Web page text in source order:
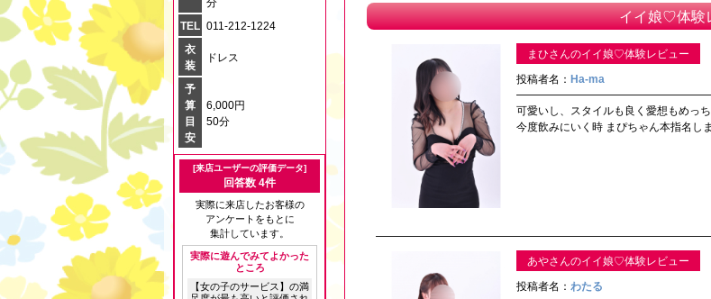
分
TEL 011-212-1224
衣
装
ドレス
予
算
目
安
6,000円
50分
[来店ユーザーの評価データ]
回答数 4件
実際に来店したお客様の
アンケートをもとに
集計しています。
実際に遊んでみてよかった
ところ
【女の子のサービス】の満
イイ娘♡体験
まひさんのイイ娘♡体験レビュー
投稿者名： Ha-ma
可愛いし、スタイルも良く愛想もめっ
今度飲みにいく時 まぴちゃん本指名し
あやさんのイイ娘♡体験レビュー
投稿者名： わたる